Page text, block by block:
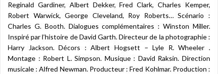
Reginald Gardiner, Albert Dekker, Fred Clark, Charles Kemper,
Robert Warwick, George Cleveland, Roy Roberts… Scénario :
Charles G. Booth. Dialogues complémentaires : Winston Miller.
Inspiré par l’histoire de David Garth. Directeur de la photographie :
Harry Jackson. Décors : Albert Hogsett – Lyle R. Wheeler .
Montage : Robert L. Simpson. Musique : David Raksin. Direction
musicale : Alfred Newman. Producteur : Fred Kohlmar. Production :